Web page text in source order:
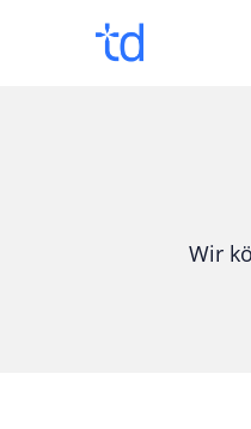
Wir